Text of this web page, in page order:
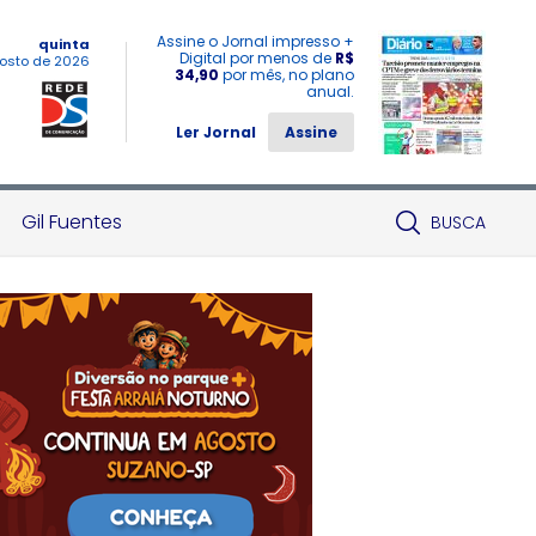
quinta
de 2026
Assine o Jornal impresso +
Digital por menos de R$
34,90 por mês, no plano
anual.
Ler Jornal
Assine
Gil Fuentes BUSCA